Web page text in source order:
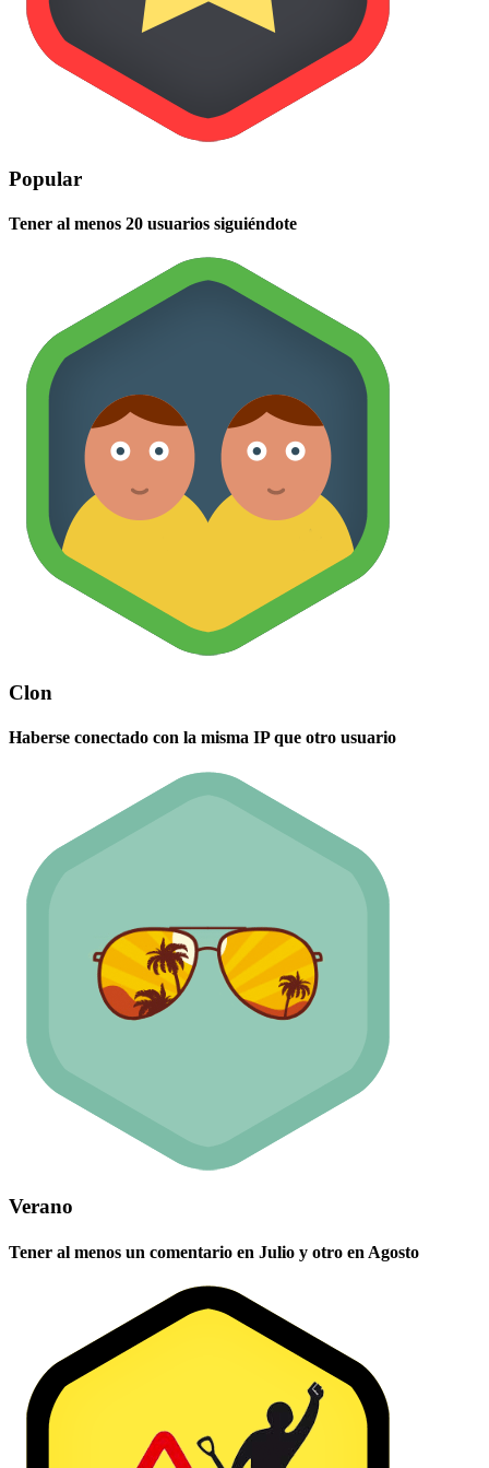
Popular
Tener al menos 20 usuarios siguiéndote
Clon
Haberse conectado con la misma IP que otro usuario
Verano
Tener al menos un comentario en Julio y otro en Agosto